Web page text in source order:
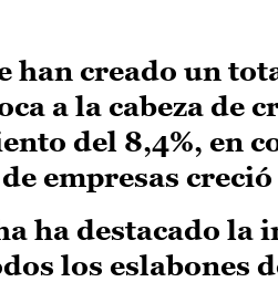
creado un
a la cabeza de
del 8,4%, en
empresas creció
ha destacado la
los eslabones